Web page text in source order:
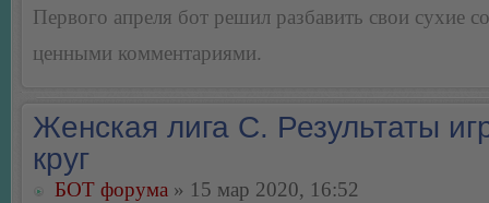
Первого апреля бот решил разбавить свои сухие
ценными комментариями.
Женская лига С. Результаты
круг
БОТ форума » 15 мар 2020, 16:52